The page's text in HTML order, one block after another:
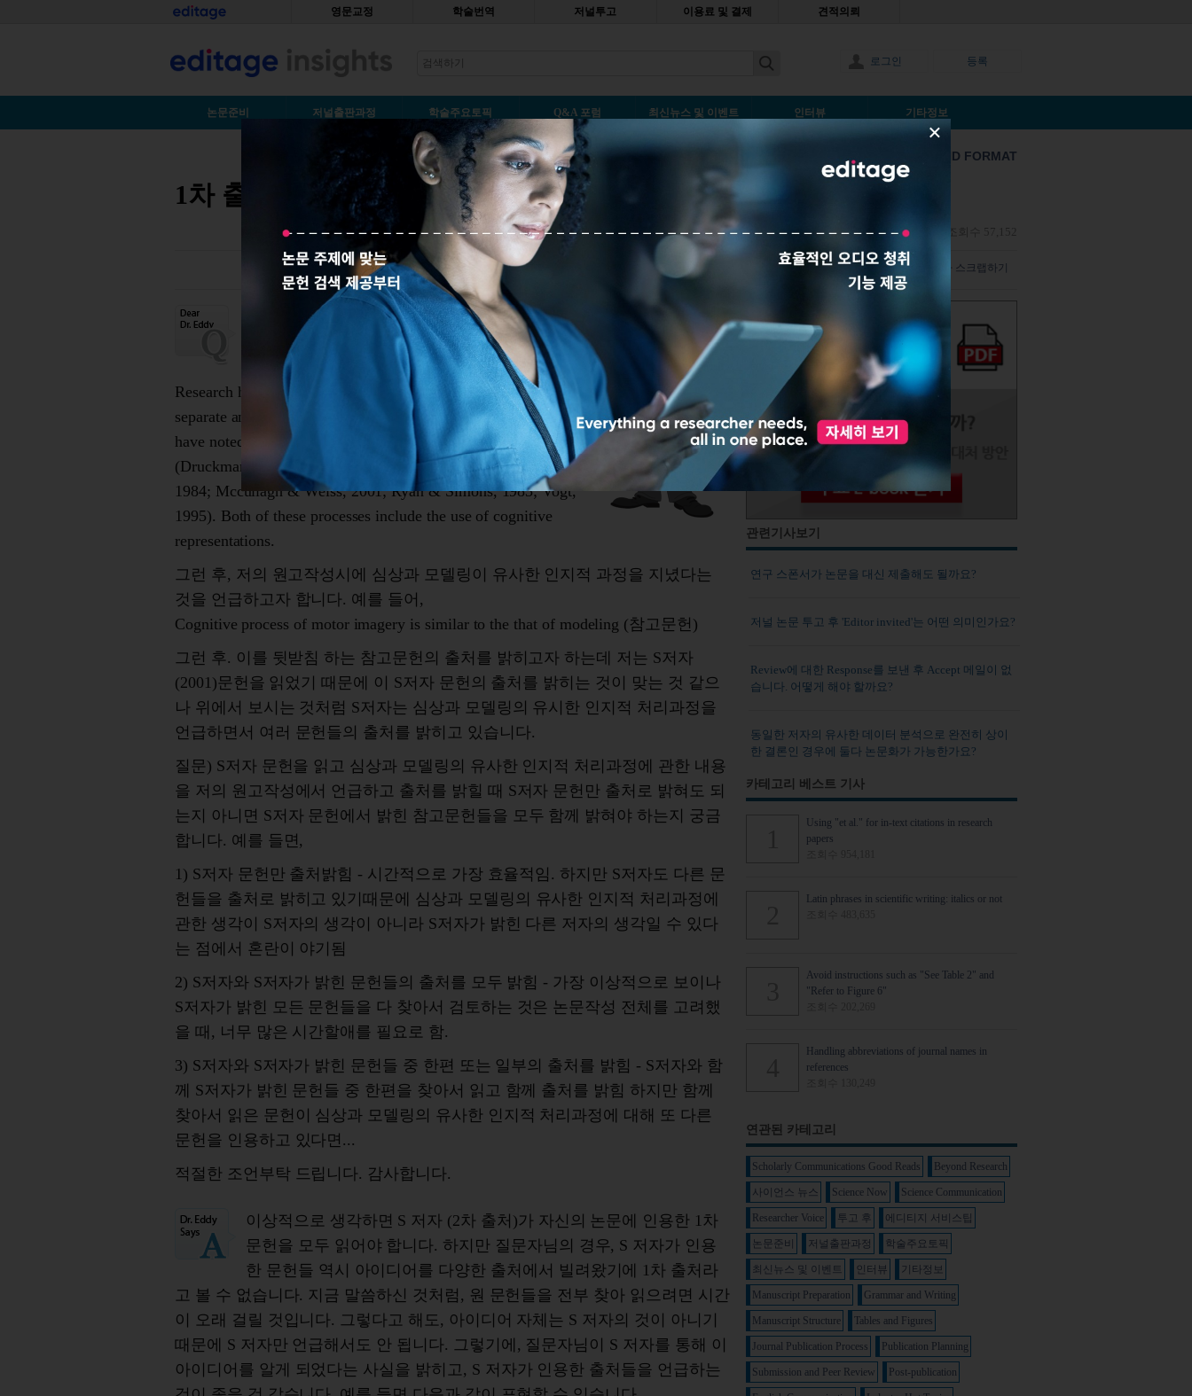
홈 영문교정 학술번역 저널투고 이용료 및 결제 견적의뢰
로그인 등록
논문준비 저널출판과정 학술주요토픽 Q&A 포럼 최신뉴스 및 이벤트 인터뷰 기타정보
STYLE AND FORMAT
1차 출처가 아닌 경우에 논문 출처를 인용하는 방법
Anonymous |2016년1월13일
덧글 남기기 해당 기사 스크랩하기
S저자 (2001) 문헌의 서론을 읽다가 차후 원고작성
에 도움이 되는 내용을 발견하였습니다. 예를 들
어, 다음과 같은 내용을 읽었습니다.
Research has typically addressed modelling and imagery as
separate and distinct process. However, several investigators
have noted that modeling and imagery are actually quite similar
(Druckman & Swets, 1988; Feltz & Landers, 1983; Housner,
1984; Mccullagh & Weiss, 2001; Ryan & Simons, 1983; Vogt,
1995). Both of these processes include the use of cognitive
representations.
그런 후, 저의 원고작성시에 심상과 모델링이 유사한 인지적 과정을 지녔다는
것을 언급하고자 합니다. 예를 들어,
Cognitive process of motor imagery is similar to the that of modeling (참고문헌)
그런 후. 이를 뒷받침 하는 참고문헌의 출처를 밝히고자 하는데 저는 S저자
(2001)문헌을 읽었기 때문에 이 S저자 문헌의 출처를 밝히는 것이 맞는 것 같으
나 위에서 보시는 것처럼 S저자는 심상과 모델링의 유시한 인지적 처리과정을
언급하면서 여러 문헌들의 출처를 밝히고 있습니다.
질문) S저자 문헌을 읽고 심상과 모델링의 유사한 인지적 처리과정에 관한 내용
을 저의 원고작성에서 언급하고 출처를 밝힐 때 S저자 문헌만 출처로 밝혀도 되
는지 아니면 S저자 문헌에서 밝힌 참고문헌들을 모두 함께 밝혀야 하는지 궁금
합니다. 예를 들면,
1) S저자 문헌만 출처밝힘 - 시간적으로 가장 효율적임. 하지만 S저자도 다른 문
헌들을 출처로 밝히고 있기때문에 심상과 모델링의 유사한 인지적 처리과정에
관한 생각이 S저자의 생각이 아니라 S저자가 밝힌 다른 저자의 생각일 수 있다
는 점에서 혼란이 야기됨
2) S저자와 S저자가 밝힌 문헌들의 출처를 모두 밝힘 - 가장 이상적으로 보이나
S저자가 밝힌 모든 문헌들을 다 찾아서 검토하는 것은 논문작성 전체를 고려했
을 때, 너무 많은 시간할애를 필요로 함.
3) S저자와 S저자가 밝힌 문헌들 중 한편 또는 일부의 출처를 밝힘 - S저자와 함
께 S저자가 밝힌 문헌들 중 한편을 찾아서 읽고 함께 출처를 밝힘 하지만 함께
찾아서 읽은 문헌이 심상과 모델링의 유사한 인지적 처리과정에 대해 또 다른
문헌을 인용하고 있다면...
적절한 조언부탁 드립니다. 감사합니다.
이상적으로 생각하면 S 저자 (2차 출처)가 자신의 논문에 인용한 1차
문헌을 모두 읽어야 합니다. 하지만 질문자님의 경우, S 저자가 인용
한 문헌들 역시 아이디어를 다양한 출처에서 빌려왔기에 1차 출처라
고 볼 수 없습니다. 지금 말씀하신 것처럼, 원 문헌들을 전부 찾아 읽으려면 시간
이 오래 걸릴 것입니다. 그렇다고 해도, 아이디어 자체는 S 저자의 것이 아니기
때문에 S 저자만 언급해서도 안 됩니다. 그렇기에, 질문자님이 S 저자를 통해 이
아이디어를 알게 되었다는 사실을 밝히고, S 저자가 인용한 출처들을 언급하는
관련기사보기
연구 스폰서가 논문을 대신 제출해도 될까요?
저널 논문 투고 후 'Editor invited'는 어떤 의미인가요?
Review에 대한 Response를 보낸 후 Accept 메일이 없
습니다. 어떻게 해야 할까요?
동일한 저자의 유사한 데이터 분석으로 완전히 상이
한 결론인 경우에 둘다 논문화가 가능한가요?
카테고리 베스트 기사
Using "et al." for in-text citations in research
papers
Latin phrases in scientific writing: italics or not
Avoid instructions such as "See Table 2" and
"Refer to Figure 6"
Handling abbreviations of journal names in
references
연관된 카테고리
Scholarly Communications Good Reads Beyond Research
사이언스 뉴스 Science Now Science Communication
Researcher Voice 투고 후 에디티지 서비스팁
논문준비 저널출판과정 학술주요토픽
최신뉴스 및 이벤트 인터뷰 기타정보
Manuscript Preparation Grammar and Writing
Manuscript Structure Tables and Figures
Journal Publication Process Publication Planning
Submission and Peer Review Post-publication
×